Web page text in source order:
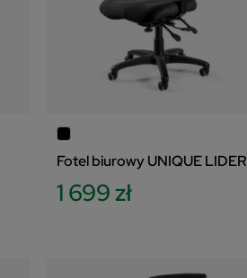
Fotel biurowy UNIQUE LIDER
1 699 zł